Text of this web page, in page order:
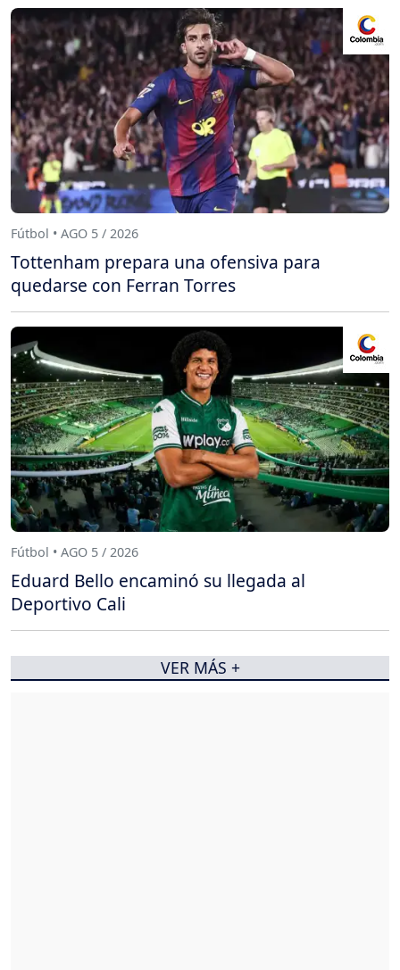
Fútbol • AGO 5 / 2026
Tottenham prepara una ofensiva para
quedarse con Ferran Torres
Fútbol • AGO 5 / 2026
Eduard Bello encaminó su llegada al
Deportivo Cali
VER MÁS +